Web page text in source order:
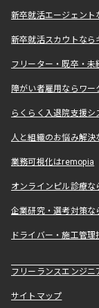
新卒就活エージェン
新卒就活スカウトなら
フリーター・既卒・
障がい者雇用ならワー
らくらく入退院支援
人と組織のお悩み解決
業務可視化はremopia
オンラインピル診療な
企業研究・選考対策
ドライバー・施工管
フリーランスエンジニ
サイトマップ